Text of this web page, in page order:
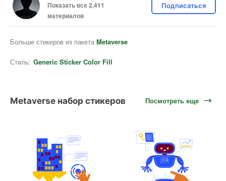
Показать все 2,411
материалов
Подписаться
Больше стикеров из пакета Metaverse
Стиль: Generic Sticker Color Fill
Metaverse набор стикеров Посмотреть еще